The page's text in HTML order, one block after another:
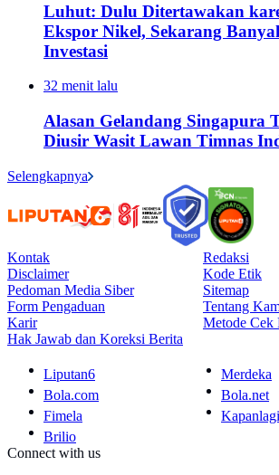
Luhut: Dulu Ditertawakan
Ekspor Nikel, Sekarang
Investasi
32 menit lalu
Alasan Gelandang Singapura
Diusir Wasit Lawan Timnas
Selengkapnya
Kontak
Redaksi
Disclaimer
Kode Etik
Pedoman Media Siber
Sitemap
Form Pengaduan
Tentang
Karir
Metode Cek
Hak Jawab dan Koreksi Berita
Liputan6
Merdeka
Bola.com
Bola.net
Fimela
Kapanlagi
Brilio
Connect with us